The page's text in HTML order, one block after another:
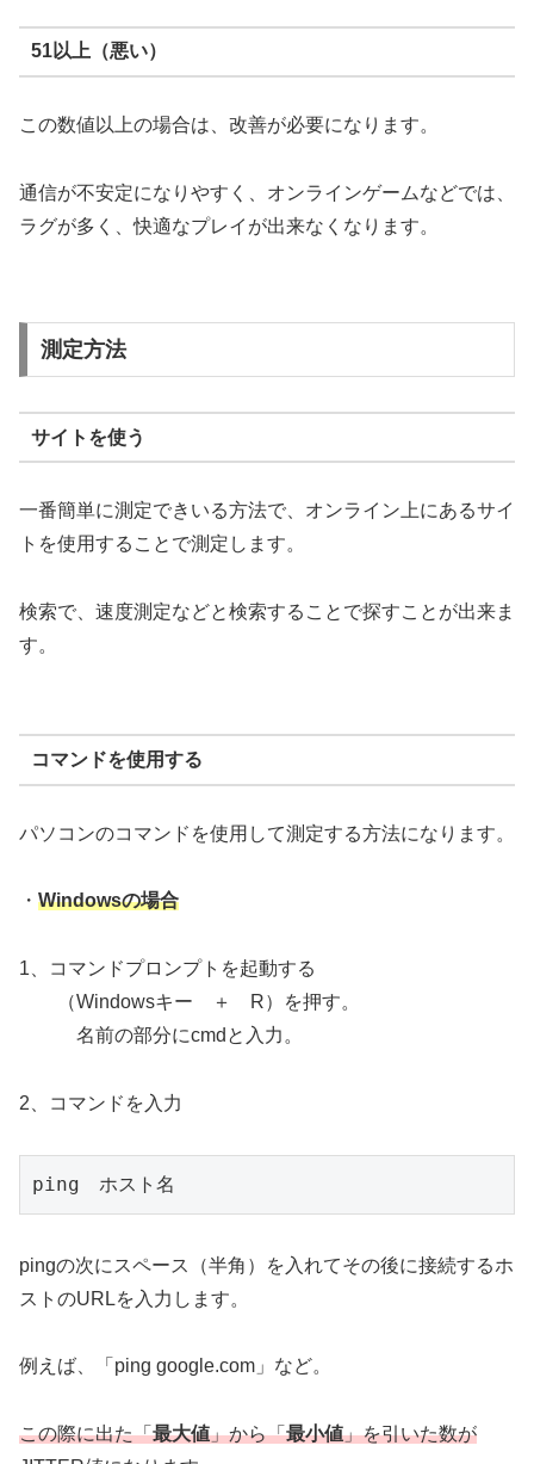
51以上（悪い）
この数値以上の場合は、改善が必要になります。
通信が不安定になりやすく、オンラインゲームなどでは、
ラグが多く、快適なプレイが出来なくなります。
測定方法
サイトを使う
一番簡単に測定できいる方法で、オンライン上にあるサイ
トを使用することで測定します。
検索で、速度測定などと検索することで探すことが出来ま
す。
コマンドを使用する
パソコンのコマンドを使用して測定する方法になります。
・ Windowsの場合
1、コマンドプロンプトを起動する
（Windowsキー ＋ R）を押す。
名前の部分にcmdと入力。
2、コマンドを入力
ping　ホスト名
pingの次にスペース（半角）を入れてその後に接続するホ
ストのURLを入力します。
例えば、「ping google.com」など。
この際に出た「最大値」から「最小値」を引いた数が